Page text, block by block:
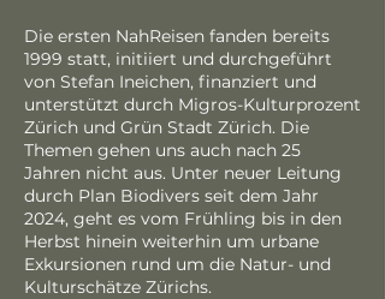
Die ersten NahReisen fanden bereits
1999 statt, initiiert und durchgeführt
von Stefan Ineichen, finanziert und
unterstützt durch Migros-Kulturprozent
Zürich und Grün Stadt Zürich. Die
Themen gehen uns auch nach 25
Jahren nicht aus. Unter neuer Leitung
durch Plan Biodivers seit dem Jahr
2024, geht es vom Frühling bis in den
Herbst hinein weiterhin um urbane
Exkursionen rund um die Natur- und
Kulturschätze Zürichs.